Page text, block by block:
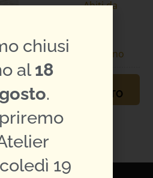
Abiti da
Specifiche
abito:
Romano
APPUNTAMENTO
TI PIACE L'ABITO?
CONDIVIDILO:
chiusi
al18
.
19